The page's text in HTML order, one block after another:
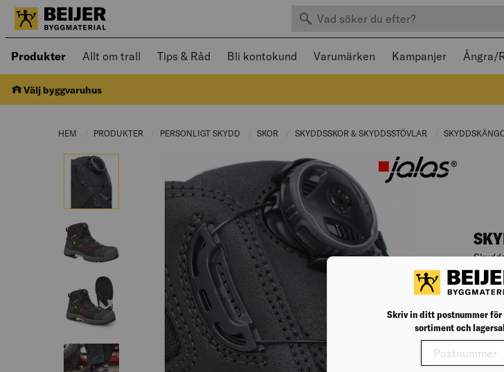
Sök efter produkter
Produkter Öppnad meny kan navigeras med piltangenter och stängas med Escape
Allt om trall Tips & Råd Bli kontokund Varumärken Kampanjer Ångra/
Välj byggvaruhus
HEM PRODUKTER CURRENT PAGE:
PERSONLIGT SKYDD CURRENT PAGE:
SKOR CURRENT PAGE:
SKYDDSSKOR & SKYDDSSTÖVLAR CURRENT PAGE:
Skriv in ditt postnummer
sortiment och